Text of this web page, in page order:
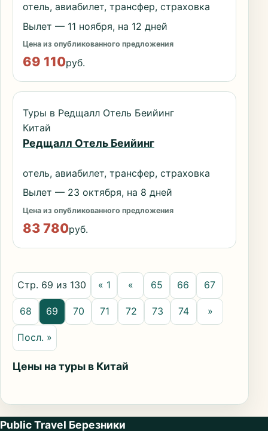
отель, авиабилет, трансфер, страховка
Вылет — 11 ноября, на 12 дней
Цена из опубликованного предложения
69 110руб.
Туры в Редщалл Отель Беийинг
Китай
Редщалл Отель Беийинг
отель, авиабилет, трансфер, страховка
Вылет — 23 октября, на 8 дней
Цена из опубликованного предложения
83 780руб.
Стр. 69 из 130 « 1 « 65 66 67
68 69 70 71 72 73 74 »
Посл. »
Цены на туры в Китай
Public Travel Березники